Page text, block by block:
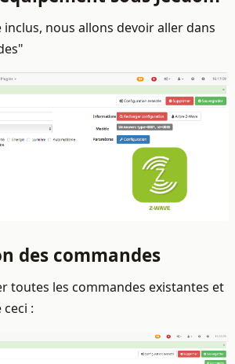
nous allons devoir aller dans
des commandes
toutes les commandes existantes et
: